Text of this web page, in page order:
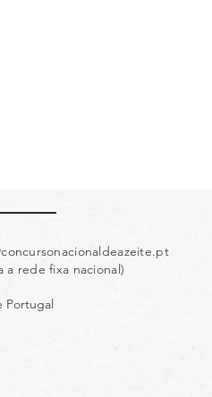
a rede fixa nacional)
Portugal